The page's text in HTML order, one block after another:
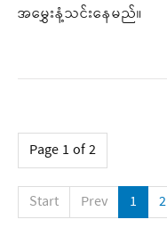
အမွှေးနံ့သင်းနေမည်။
Page 1 of 2
Start Prev 1 2